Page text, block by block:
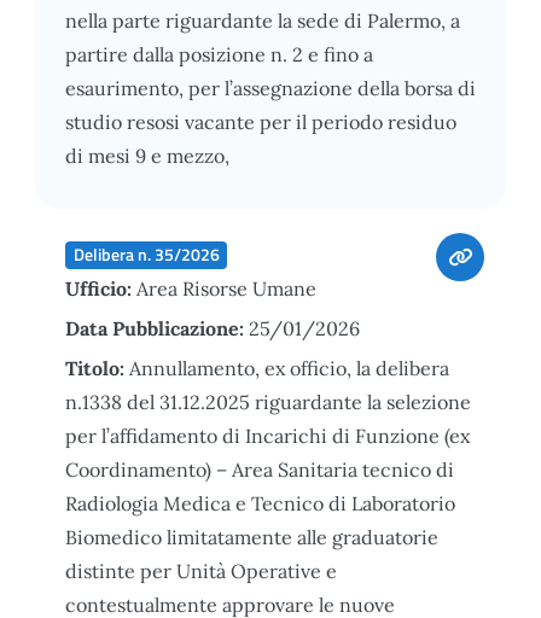
nella parte riguardante la sede di Palermo, a
partire dalla posizione n. 2 e fino a
esaurimento, per l’assegnazione della borsa di
studio resosi vacante per il periodo residuo
di mesi 9 e mezzo,
Delibera n. 35/2026
Ufficio: Area Risorse Umane
Data Pubblicazione: 25/01/2026
Titolo: Annullamento, ex officio, la delibera
n.1338 del 31.12.2025 riguardante la selezione
per l’affidamento di Incarichi di Funzione (ex
Coordinamento) – Area Sanitaria tecnico di
Radiologia Medica e Tecnico di Laboratorio
Biomedico limitatamente alle graduatorie
distinte per Unità Operative e
contestualmente approvare le nuove